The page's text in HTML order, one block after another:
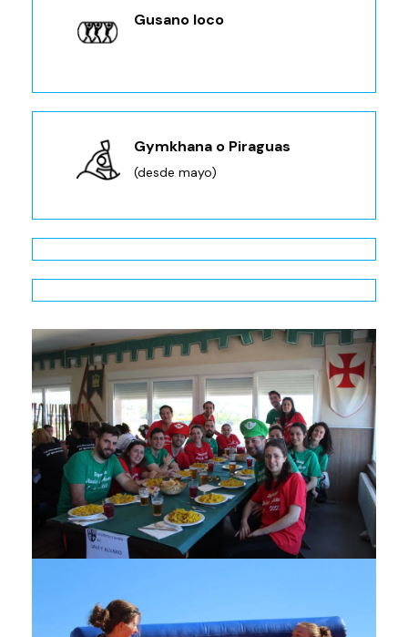
Gusano loco
Gymkhana o Piraguas
(desde mayo)